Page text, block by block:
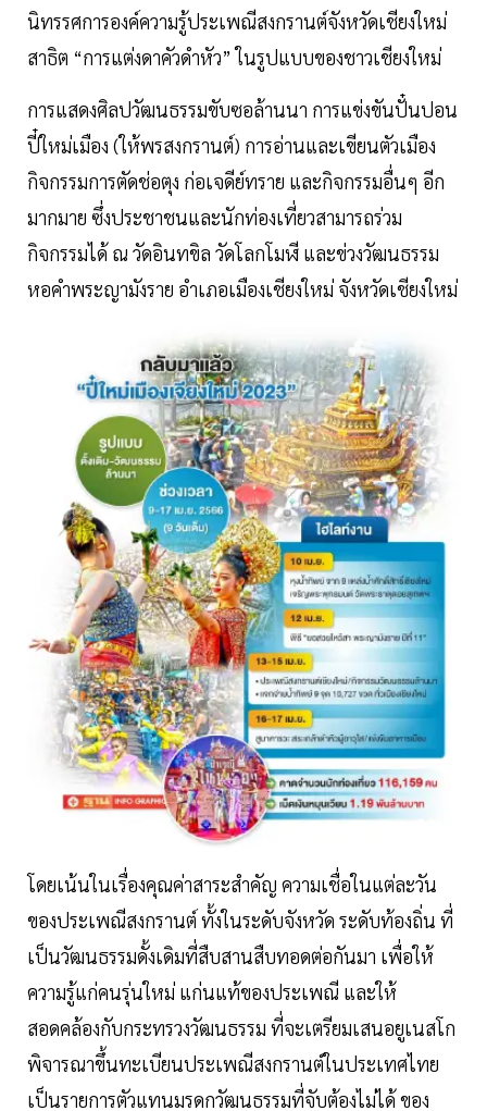
นิทรรศการองค์ความรู้ประเพณีสงกรานต์จังหวัดเชียงใหม่
สาธิต “การแต่งดาคัวดำหัว” ในรูปแบบของชาวเชียงใหม่
การแสดงศิลปวัฒนธรรมขับซอล้านนา การแข่งขันปั๋นปอน
ปี๋ใหม่เมือง (ให้พรสงกรานต์) การอ่านและเขียนตัวเมือง
กิจกรรมการตัดช่อตุง ก่อเจดีย์ทราย และกิจกรรมอื่นๆ อีก
มากมาย ซึ่งประชาชนและนักท่องเที่ยวสามารถร่วม
กิจกรรมได้ ณ วัดอินทขิล วัดโลกโมฬี และข่วงวัฒนธรรม
หอคำพระญามังราย อำเภอเมืองเชียงใหม่ จังหวัดเชียงใหม่
โดยเน้นในเรื่องคุณค่าสาระสำคัญ ความเชื่อในแต่ละวัน
ของประเพณีสงกรานต์ ทั้งในระดับจังหวัด ระดับท้องถิ่น ที่
เป็นวัฒนธรรมดั้งเดิมที่สืบสานสืบทอดต่อกันมา เพื่อให้
ความรู้แก่คนรุ่นใหม่ แก่นแท้ของประเพณี และให้
สอดคล้องกับกระทรวงวัฒนธรรม ที่จะเตรียมเสนอยูเนสโก
พิจารณาขึ้นทะเบียนประเพณีสงกรานต์ในประเทศไทย
เป็นรายการตัวแทนมรดกวัฒนธรรมที่จับต้องไม่ได้ ของ